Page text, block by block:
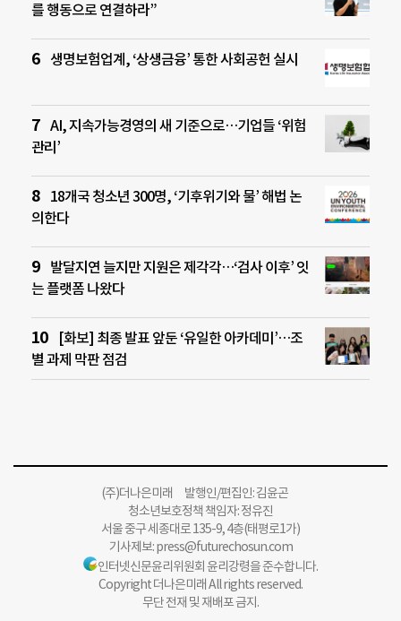
를 행동으로 연결하라”
생명보험업계, ‘상생금융’ 통한 사회공헌 실시
AI, 지속가능경영의 새 기준으로…기업들 ‘위험
관리’
18개국 청소년 300명, ‘기후위기와 물’ 해법 논
의한다
발달지연 늘지만 지원은 제각각…‘검사 이후’ 잇
는 플랫폼 나왔다
[화보] 최종 발표 앞둔 ‘유일한 아카데미’…조
별 과제 막판 점검
(주)더나은미래 발행인/편집인: 김윤곤
청소년보호정책 책임자: 정유진
서울 중구 세종대로 135-9, 4층(태평로1가)
기사제보:press@futurechosun.com
인터넷신문윤리위원회 윤리강령을 준수합니다.
Copyright 더나은미래 All rights reserved.
무단 전재 및 재배포 금지.